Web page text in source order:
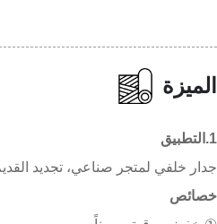
الميزة
1.التطبيق
جدار خلفي لمتجر صناعي، تجديد
خصائص